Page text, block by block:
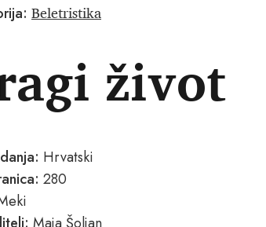
Beletristika
život
Hrvatski
280